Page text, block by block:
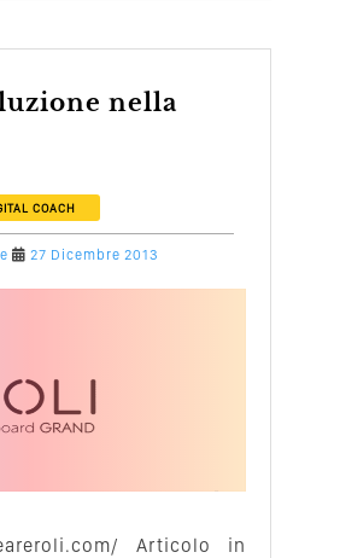
COACH
27 Dicembre 2013
Articolo in